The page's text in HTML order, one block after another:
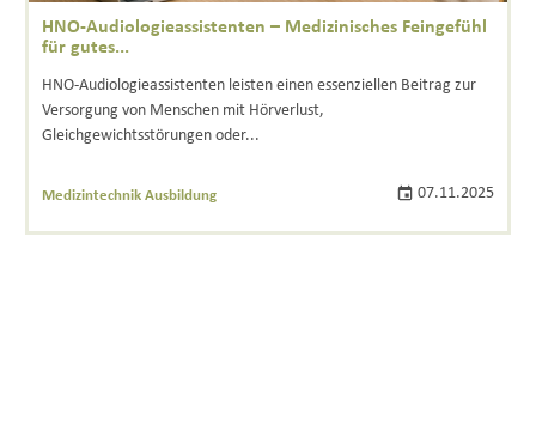
HNO-Audiologieassistenten – Medizinisches Feingefühl
für gutes...
HNO-Audiologieassistenten leisten einen essenziellen Beitrag zur
Versorgung von Menschen mit Hörverlust,
Gleichgewichtsstörungen oder...
Medizintechnik Ausbildung 07.11.2025